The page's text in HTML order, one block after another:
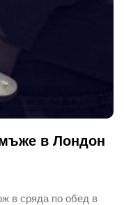
в Лондон
в сряда по обед в